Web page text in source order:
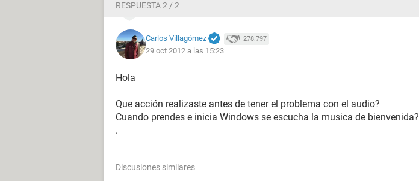
RESPUESTA 2 / 2
Carlos Villagómez 278.797
29 oct 2012 a las 15:23
Hola
Que acción realizaste antes de tener el problema con el audio?
Cuando prendes e inicia Windows se escucha la musica de bienvenida?
.
Discusiones similares